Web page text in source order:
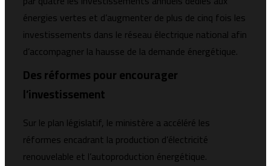
énergies vertes et d’augmenter de plus de cinq fois les
investissements dans le réseau électrique national afin
d’accompagner la hausse de la demande énergétique.
Des réformes pour encourager
l’investissement
Sur le plan législatif, le ministère a accéléré les
réformes encadrant la production d’électricité
renouvelable et l’autoproduction énergétique.